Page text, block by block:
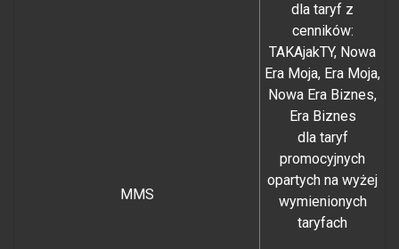
MMS
dla taryf z
cenników:
TAKAjakTY, Nowa
Era Moja, Era Moja,
Nowa Era Biznes,
Era Biznes
dla taryf
promocyjnych
opartych na wyżej
wymienionych
taryfach